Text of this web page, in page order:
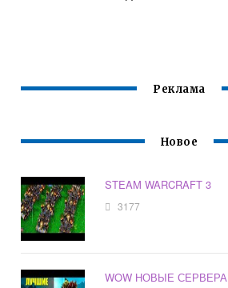
Реклама
Новое
STEAM WARCRAFT 3
3177
WOW НОВЫЕ СЕРВЕРА